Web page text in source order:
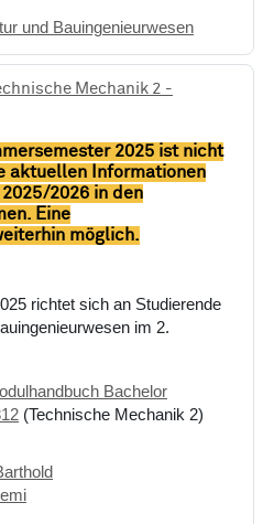
und Bauingenieurwesen
Mechanik 2 -
2025 ist nicht
aktuellen Informationen
2026 in den
Eine
möglich.
richtet sich an Studierende
im 2.
Bachelor
(Technische Mechanik 2)